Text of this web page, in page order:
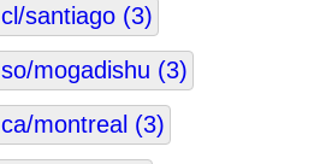
cl/santiago (3)
so/mogadishu (3)
ca/montreal (3)